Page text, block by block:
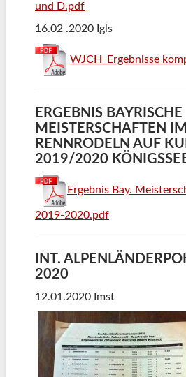
und D.pdf
16.02 .2020 Igls
WJCH_Ergebnisse
ERGEBNIS BAYRISCHE
MEISTERSCHAFTEN IM
RENNRODELN AUF
2019/2020
Ergebnis Bay.
2019-2020.pdf
INT.
2020
12.01.2020 Imst